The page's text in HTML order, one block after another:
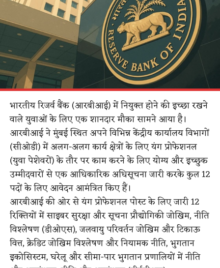
भारतीय रिजर्व बैंक (आरबीआई) में नियुक्त होने की इच्छा रखने
वाले युवाओं के लिए एक शानदार मौका सामने आया है।
आरबीआई ने मुंबई स्थित अपने विभिन्न केंद्रीय कार्यालय विभागों
(सीओडी) में अलग-अलग कार्य क्षेत्रों के लिएयंग प्रोफेशनल
(युवा पेशेवरों) के तौर पर काम करने के लिए योग्य और इच्छुक
उम्मीदवारों से एक आधिकारिक अधिसूचना जारी करके कुल 12
पदों के लिए आवेदन आमंत्रित किए हैं।
आरबीआई की ओर से यंग प्रोफेशनल पोस्ट के लिए जारी 12
रिक्तियों में साइबर सुरक्षा और सूचना प्रौद्योगिकी जोखिम, नीति
विश्लेषण (डीओएस), जलवायु परिवर्तन जोखिम और टिकाऊ
वित्त, क्रेडिट जोखिम विश्लेषण और नियामक नीति, भुगतान
इकोसिस्टम, घरेलू और सीमा-पार भुगतान प्रणालियों में नीति